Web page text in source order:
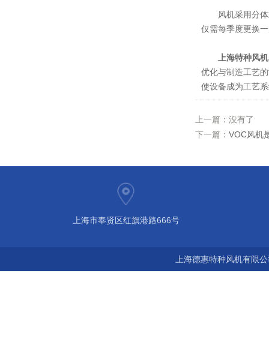
风机采用分体
仅需每季度更换
上海特种风机
优化与制造工艺
使设备成为工艺
上一篇：没有了
下一篇： VOC风机
上海市奉贤区红旗港路666号
上海德惠特种风机有限